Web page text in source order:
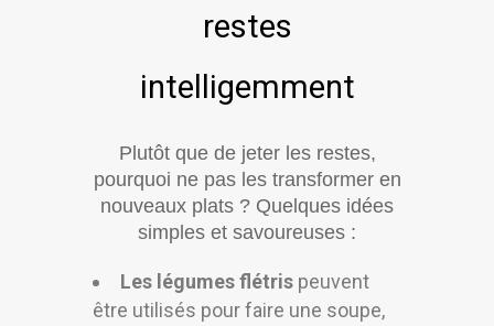
restes
intelligemment
Plutôt que de jeter les restes,
pourquoi ne pas les transformer en
nouveaux plats ? Quelques idées
simples et savoureuses :
Les légumes flétris peuvent
être utilisés pour faire une soupe,